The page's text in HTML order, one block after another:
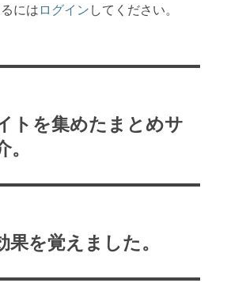
にはログイン してください。
トを集めたまとめサ
を覚えました。